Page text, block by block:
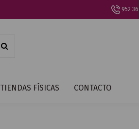
952
TIENDAS FÍSICAS CONTACTO